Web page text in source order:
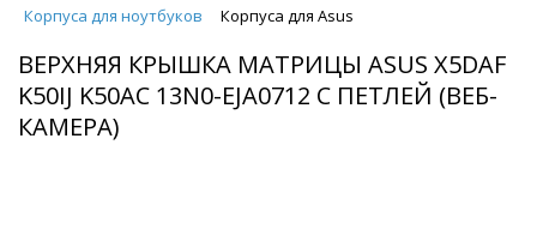
Корпуса для ноутбуков
Корпуса для Asus
ВЕРХНЯЯ КРЫШКА МАТРИЦЫ ASUS X5DAF
K50IJ K50AC 13N0-EJA0712 С ПЕТЛЕЙ (ВЕБ-
КАМЕРА)